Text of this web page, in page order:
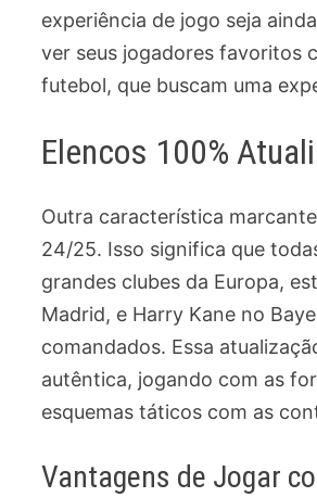
experiência de jogo seja
ver seus jogadores favoritos
futebol, que buscam uma
Elencos 100%
Outra característica
24/25. Isso significa que
grandes clubes da Europa,
Madrid, e Harry Kane no
comandados. Essa
autêntica, jogando com as
esquemas táticos com as
Vantagens de Jogar